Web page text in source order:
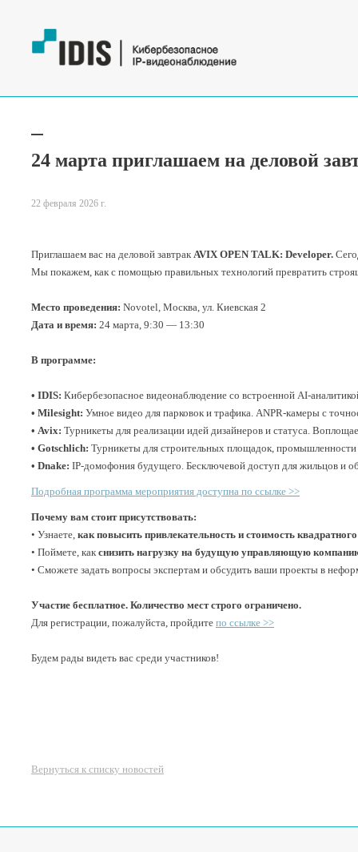
24 марта приглашаем на деловой
22 февраля 2026 г.
Приглашаем вас на деловой завтрак AVIX OPEN TALK: Developer.
Мы покажем, как с помощью правильных технологий превратить
Место проведения: Novotel, Москва, ул. Киевская 2
Дата и время: 24 марта, 9:30 — 13:30
В программе:
• IDIS: Кибербезопасное видеонаблюдение со встроенной AI-
• Milesight: Умное видео для парковок и трафика. ANPR-камеры с
• Avix: Турникеты для реализации идей дизайнеров и статуса.
• Gotschlich: Турникеты для строительных площадок,
• Dnake: IP-домофония будущего. Бесключевой доступ для жильцов и
Подробная программа мероприятия доступна по ссылке >>
Почему вам стоит присутствовать:
• Узнаете, как повысить привлекательность и стоимость
• Поймете, как снизить нагрузку на будущую управляющую
• Сможете задать вопросы экспертам и обсудить ваши проекты в
Участие бесплатное. Количество мест строго ограничено.
Для регистрации, пожалуйста, пройдите по ссылке >>
Будем рады видеть вас среди участников!
Вернуться к списку новостей